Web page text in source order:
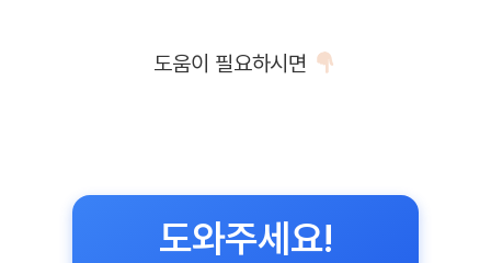
도움이 필요하시면
도와주세요!